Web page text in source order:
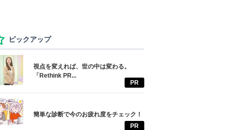
ピックアップ
視点を変えれば、世の中は変わる。
「Rethink PR...
PR
簡単な診断で今のお疲れ度をチェック！
PR